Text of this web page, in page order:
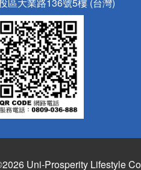
Uni-Prosperity Lifestyle